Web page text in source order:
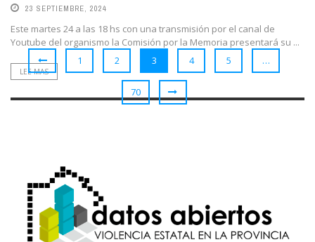
23 SEPTIEMBRE, 2024
Este martes 24 a las 18 hs con una transmisión por el canal de
Youtube del organismo la Comisión por la Memoria presentará su ...
LEE MAS
1 2 3 4 5 …
70